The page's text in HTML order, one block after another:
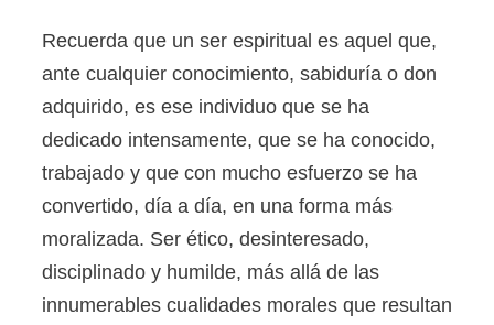
Recuerda que un ser espiritual es aquel que,
ante cualquier conocimiento, sabiduría o don
adquirido, es ese individuo que se ha
dedicado intensamente, que se ha conocido,
trabajado y que con mucho esfuerzo se ha
convertido, día a día, en una forma más
moralizada. Ser ético, desinteresado,
disciplinado y humilde, más allá de las
innumerables cualidades morales que resultan